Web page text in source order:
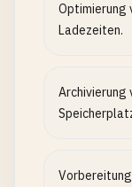
Optimierung
Ladezeiten.
Archivierung